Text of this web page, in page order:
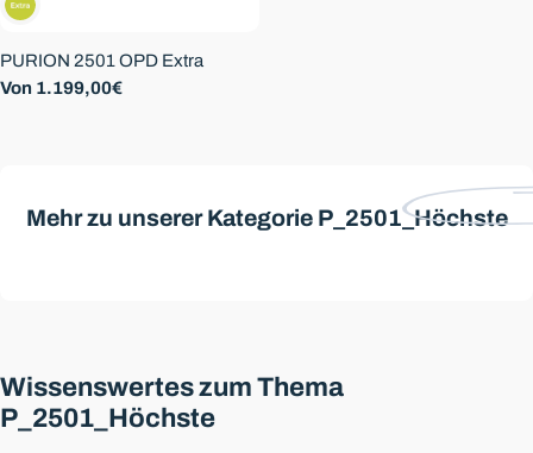
PURION 2501 OPD Extra
Regulärer
Von 1.199,00€
Mehr zu unserer Kategorie P_2501_Höchste
Wissenswertes zum Thema
P_2501_HöchsteEine Frage stellen